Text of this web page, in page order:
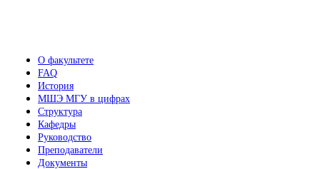
О факультете
FAQ
История
МШЭ МГУ в цифрах
Структура
Кафедры
Руководство
Преподаватели
Документы